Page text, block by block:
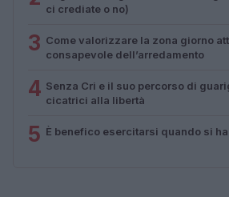
ci crediate o no)
3 Come valorizzare la zona giorno
consapevole dell’arredamento
4 Senza Cri e il suo percorso di
cicatrici alla libertà
5 È benefico esercitarsi quando si